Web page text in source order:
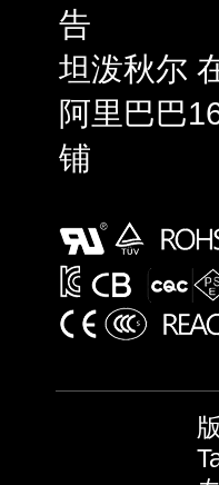
告
坦泼秋尔
阿里巴巴
铺